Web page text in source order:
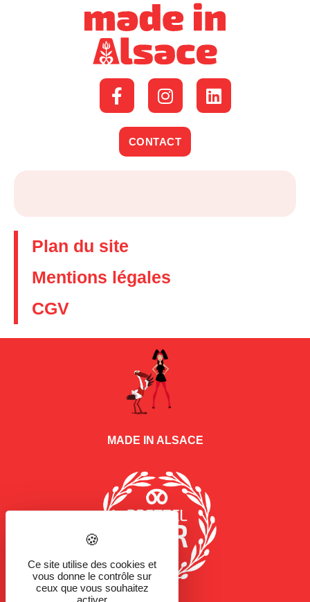
CONTACT
Plan du site
Mentions légales
CGV
MADE IN ALSACE
Ce site utilise des cookies et
vous donne le contrôle sur
ceux que vous souhaitez
activer